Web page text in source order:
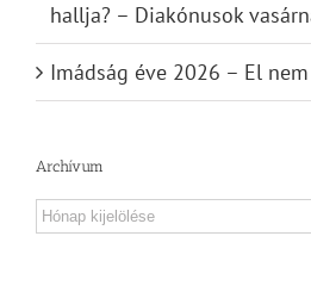
hallja? – Diakónusok
Imádság éve 2026 – El
Archívum
Archívum